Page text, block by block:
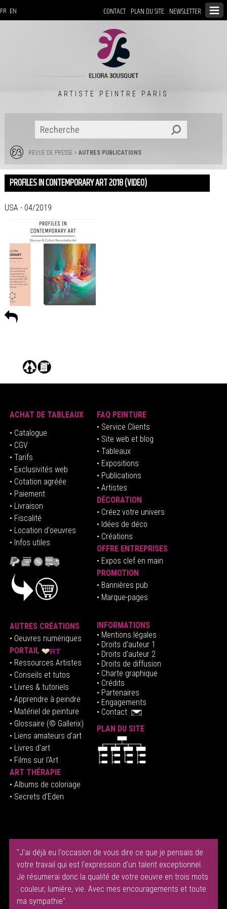
CONTACT PLAN DU SITE NEWSLETTER
FR EN
ARTISTE PEINTRE PARIS
REVUE DE PRESSE> AUTRES PUBLICATIONS
PROFILES IN CONTEMPORARY ART 2018 (VIDEO)
USA - 04/2019
ACHAT DE TABLEAUX
• Catalogue
• CGV
• Tarifs
• Exclusivités web
• Cotation agréée
• Paiement
• Livraison
• Fiscalité
• Location d'oeuvres
• Infos utiles
FAQ PEINTURE
• Service Clients
• Site web et blog
• Tableaux
• Expositions
• Publications
• Artistes
DÉCORATION
• Créez votre univers
• Idées de déco
• Créations
OFFRE ENTREPRISES
• Expos clef en main
PROMOTION
• Bannières pub
• Marque-pages
AUTRES CRÉATIONS
• Oeuvres numériques
PORTAIL
• Ressources Artistes
• Conseils et tutos
• Livres & tutoriels
• Apprendre à peindre
• Matériel de peinture
• Glossaire (© Gallerix)
• Liens amateurs d'art
• Livres d'art
• Films sur l'Art
ART THÉRAPIE
• Albums de coloriage
• Secrets d'Eden
INFORMATIONS
• Mentions légales
• Droits d'auteur1
• Droits d'auteur 2
• Droits de diffusion
• Charte graphique
• Crédits
• Partenaires
• Engagements
• Contact
PLAN DU SITE
"J'ai déjà eu l'occasion de vous dire ce que je pensais de
votre travail qui est l'expression d'un talent exceptionnel.
Je résumerai donc la qualité de votre oeuvre en trois mots
: couleur, lumière, vie. Avec mes encouragements et toute
ma sympathie".